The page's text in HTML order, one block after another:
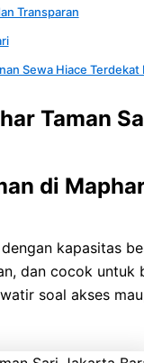
Transparan
Sewa Hiace Terdekat
Taman
di
kapasitas
dan cocok
soal akses